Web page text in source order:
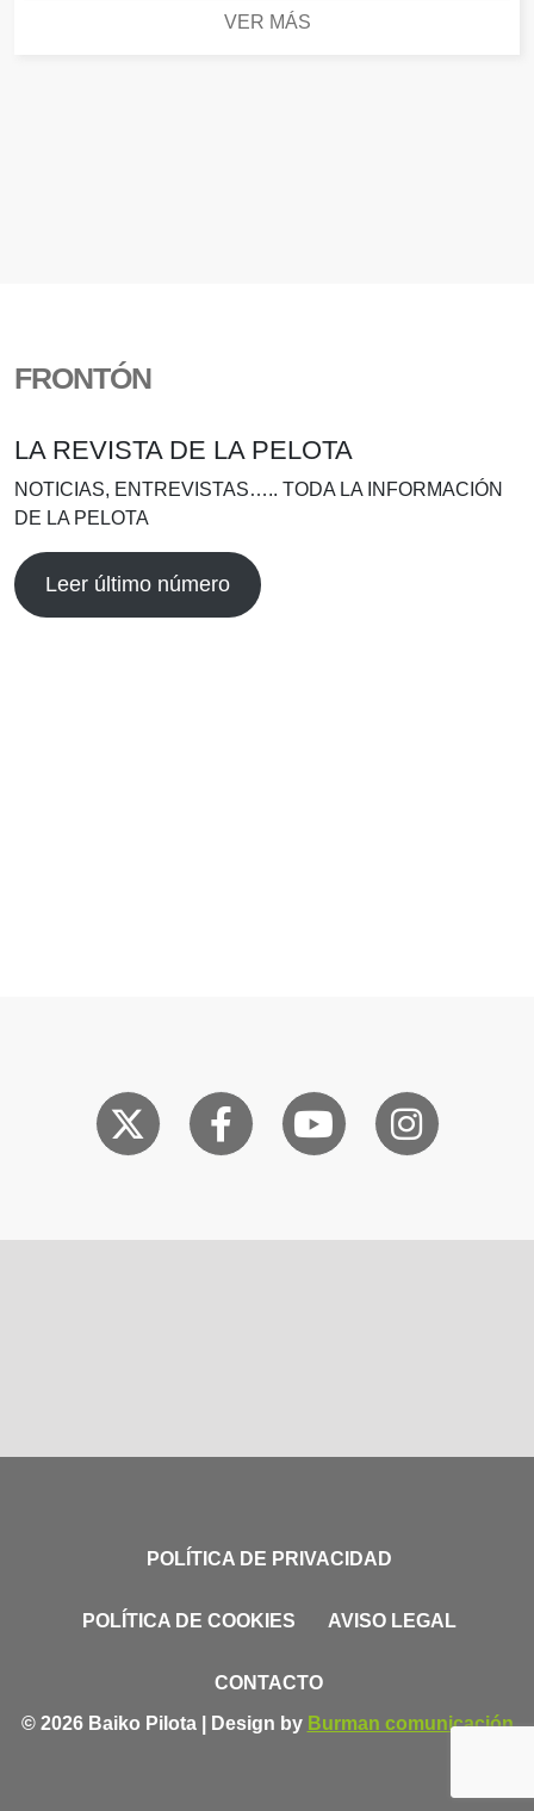
VER MÁS
FRONTÓN
LA REVISTA DE LA PELOTA
NOTICIAS, ENTREVISTAS….. TODA LA INFORMACIÓN
DE LA PELOTA
Leer último número
POLÍTICA DE PRIVACIDAD
POLÍTICA DE COOKIES AVISO LEGAL
CONTACTO
© 2026 Baiko Pilota | Design by Burman comunicación